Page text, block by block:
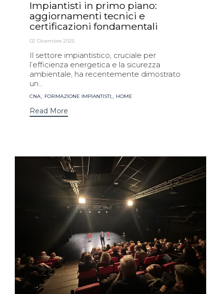
Impiantisti in primo piano:
aggiornamenti tecnici e
certificazioni fondamentali
02 Dicembre 2025
Il settore impiantistico, cruciale per
l’efficienza energetica e la sicurezza
ambientale, ha recentemente dimostrato
un...
Tags
CNA, FORMAZIONE IMPIANTISTI;, HOME
Read More